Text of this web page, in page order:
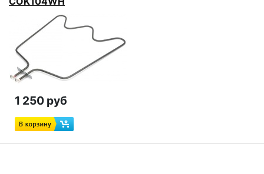
1 250 руб